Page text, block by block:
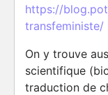
https://
transfeministe/
On y trouve
scientifique
traduction de